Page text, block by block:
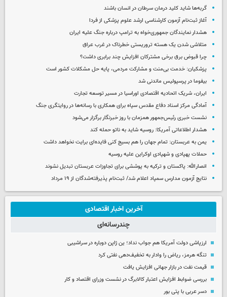
گربه‌ها شاید کلید درمان سرطان در انسان باشند
آغاز ثبت‌نام‌ آزمون کارشناسی ارشد علوم پزشکی از فردا
هشدار نمایندگان جمهوری‌خواه به ترامپ درباره جنگ علیه ایران
متلاشی شدن یک هسته تروریستی خطرناک در غرب عراق
چرا قبوض برق برخی مشترکان افزایش چند برابری داشت؟
پزشکیان: خدمت بی‌منت و مشارکت مردمی، پایه حل مشکلات کشور است
بیفوما در پرسپولیس ماندنی شد
ایران، شریک اتحادیه اقتصادی اوراسیا در مسیر توسعه تجارت
آمادگی مرکز اسناد دفاع مقدس سپاه برای همکاری با رسانه‌ها در روایتگری جنگ
نشست خبری رئیس‌جمهور همزمان با روز خبرنگار برگزار می‌شود
هشدار اطلاعاتی آمریکا: روسیه شاید به ناتو حمله کند
یمن به عربستان: تمام جهان را هم بسیج کنی فایده‌ای برایت نخواهد داشت
حملات پهپادی و شهپادی اوکراین علیه روسیه
انصارالله: پاکستان و ترکیه به پوششی برای تجاوزات عربستان تبدیل نشوند
نتایج آزمون مدارس سمپاد اعلام شد/ ثبت‌نام پذیرفته‌شدگان از ۱۹ مرداد
آخرین اخبار اقتصادی
چندرسانه‌ای
ارزپاشی دولت آمریکا هم جواب نداد؛ ین ژاپن دوباره در سراشیبی
تنگه هرمز، ریاض را وادار به تخفیف‌دهی نفتی کرد
قیمت نفت در بازار جهانی افزایش یافت
بررسی ضوابط افزایش اعتبار کالابرگ در نشست وزرای اقتصاد و کار
دسر عربی با پتی بور